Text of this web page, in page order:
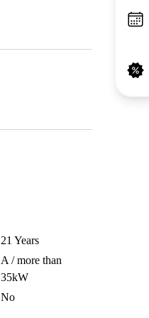
21 Years
A / more than
35kW
No